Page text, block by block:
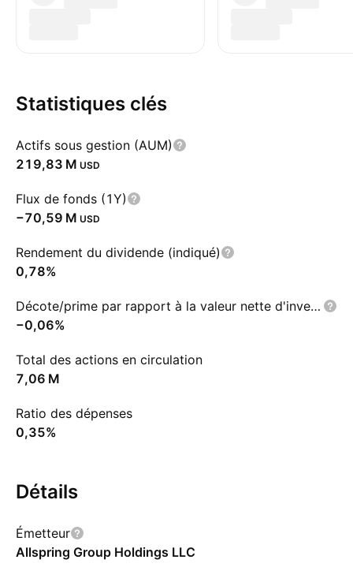
Statistiques clés
Actifs sous gestion (AUM)
‪219,83 M‬ USD
Flux de fonds (1Y)
‪−70,59 M‬ USD
Rendement du dividende (indiqué)
0,78%
Décote/prime par rapport à la valeur nette d'inventaire
−0,06%
Total des actions en circulation
‪7,06 M‬
Ratio des dépenses
0,35%
Détails
Émetteur
Allspring Group Holdings LLC